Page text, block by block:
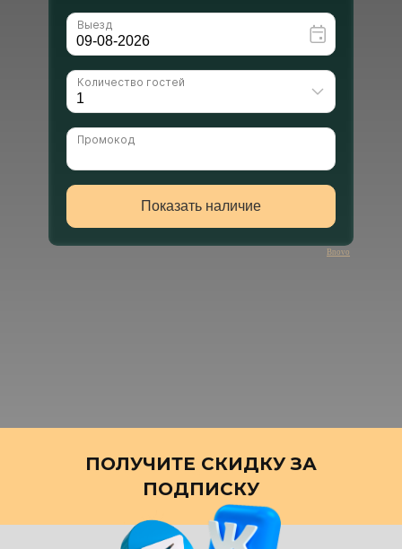
Bnovo
ПОЛУЧИТЕ СКИДКУ ЗА
ПОДПИСКУ